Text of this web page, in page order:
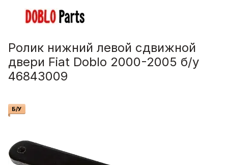
Ролик нижний левой сдвижной
двери Fiat Doblo 2000-2005 б/у
46843009
Б/У